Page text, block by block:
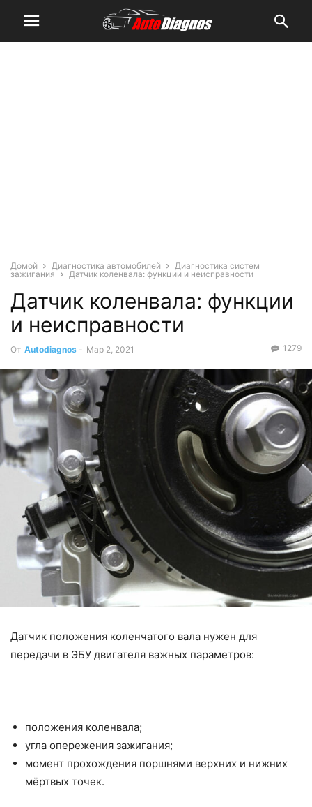
Домой Диагностика автомобилей
Диагностика систем
зажигания
Датчик коленвала: функции и неисправности
Датчик коленвала: функции
и неисправности
От Autodiagnos - Мар 2, 2021 1279
Датчик положения коленчатого вала нужен для
передачи в ЭБУ двигателя важных параметров:
положения коленвала;
угла опережения зажигания;
момент прохождения поршнями верхних и нижних
мёртвых точек.